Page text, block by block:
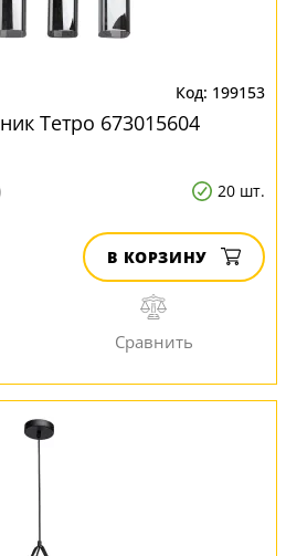
199153
Тетро 673015604
20 шт.
В КОРЗИНУ